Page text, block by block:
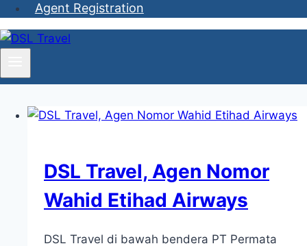
Agent Registration
DSL Travel, Agen Nomor
Wahid Etihad Airways
DSL Travel di bawah bendera PT Permata